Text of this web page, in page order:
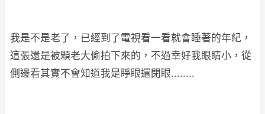
我是不是老了，已經到了電視看一看就會睡著的年紀，
這張還是被顆老大偷拍下來的，不過幸好我眼睛小，從
側邊看其實不會知道我是睜眼還閉眼........